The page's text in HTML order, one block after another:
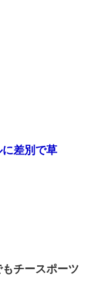
差別で草
チースポーツ